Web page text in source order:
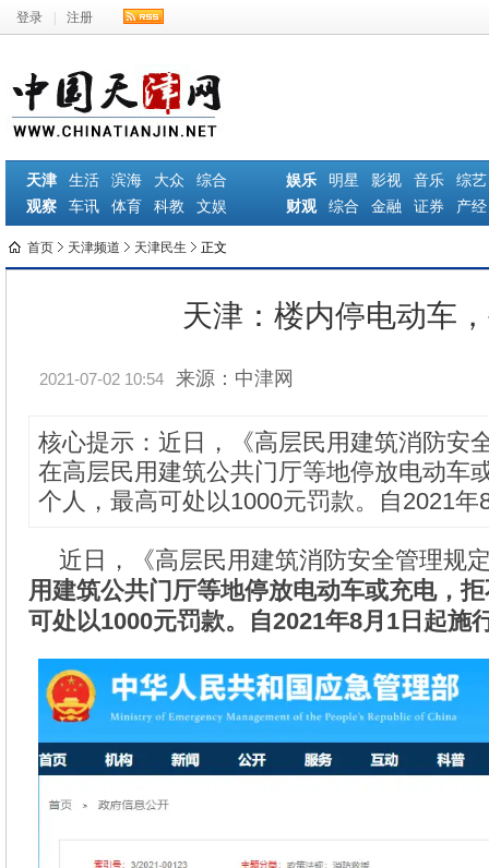
登录 注册
天津 生活 滨海 大众
综合
观察
车讯 体育 科教 文娱
娱乐 明星 影视 音乐
综艺
财观
综合 金融 证券 产经
首页 天津频道 天津民生 正文
天津：楼内停电动车
2021-07-02 10:54 来源：中津网
核心提示：近日，《高层民用建筑消防安
在高层民用建筑公共门厅等地停放电动车
个人，最高可处以1000元罚款。自2021年
近日，《高层民用建筑消防安全管理规
用建筑公共门厅等地停放电动车或充电，
可处以1000元罚款。自2021年8月1日起施